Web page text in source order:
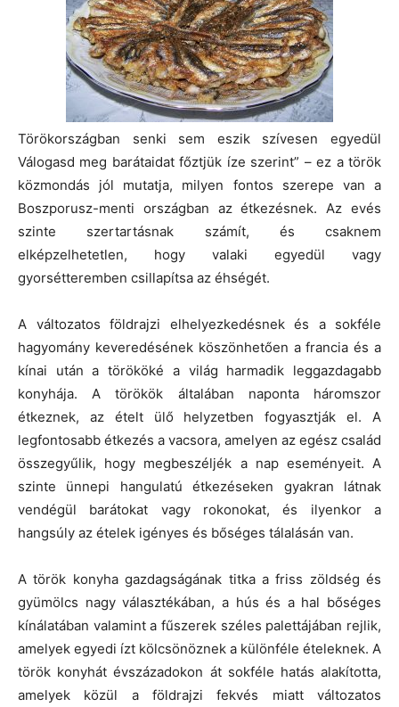
Törökországban senki sem eszik szívesen egyedül
Válogasd meg barátaidat főztjük íze szerint” – ez a török
közmondás jól mutatja, milyen fontos szerepe van a
Boszporusz-menti országban az étkezésnek. Az evés
szinte szertartásnak számít, és csaknem
elképzelhetetlen, hogy valaki egyedül vagy
gyorsétteremben csillapítsa az éhségét.
A változatos földrajzi elhelyezkedésnek és a sokféle
hagyomány keveredésének köszönhetően a francia és a
kínai után a törököké a világ harmadik leggazdagabb
konyhája. A törökök általában naponta háromszor
étkeznek, az ételt ülő helyzetben fogyasztják el. A
legfontosabb étkezés a vacsora, amelyen az egész család
összegyűlik, hogy megbeszéljék a nap eseményeit. A
szinte ünnepi hangulatú étkezéseken gyakran látnak
vendégül barátokat vagy rokonokat, és ilyenkor a
hangsúly az ételek igényes és bőséges tálalásán van.
A török konyha gazdagságának titka a friss zöldség és
gyümölcs nagy választékában, a hús és a hal bőséges
kínálatában valamint a fűszerek széles palettájában rejlik,
amelyek egyedi ízt kölcsönöznek a különféle ételeknek. A
török konyhát évszázadokon át sokféle hatás alakította,
amelyek közül a földrajzi fekvés miatt változatos